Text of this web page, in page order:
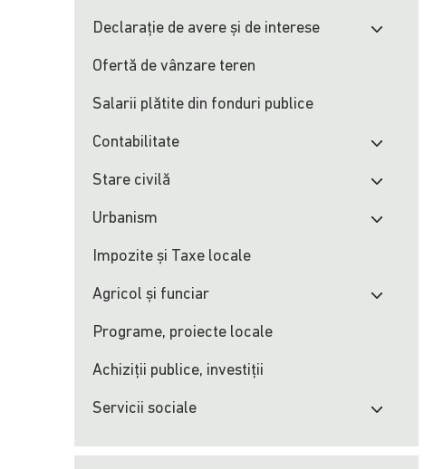
Declarație de avere și de interese
Ofertă de vânzare teren
Salarii plătite din fonduri publice
Contabilitate
Stare civilă
Urbanism
Impozite şi Taxe locale
Agricol şi funciar
Programe, proiecte locale
Achiziţii publice, investiţii
Servicii sociale